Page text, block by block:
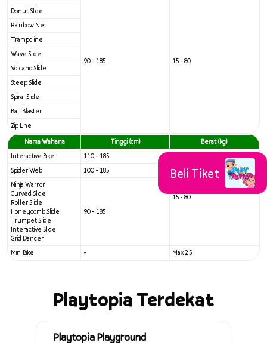
Beli Tiket
Google Play App Store
90 - 185 15 - 80
Donut Slide
Rainbow Net
Trampoline
Wave Slide
Volcano Slide
Steep Slide
Spiral Slide
Ball Blaster
Zip Line
Nama Wahana
Tinggi (cm)
Berat (kg)
Interactive Bike
110 - 185
15 - 80
Spider Web
100 - 185
Ninja Warrior
Curved Slide
Roller Slide
Honeycomb Slide
Trumpet Slide
Interactive Slide
Grid Dancer
90 - 185
Mini Bike - Max 25
Playtopia Terdekat
Playtopia Playground